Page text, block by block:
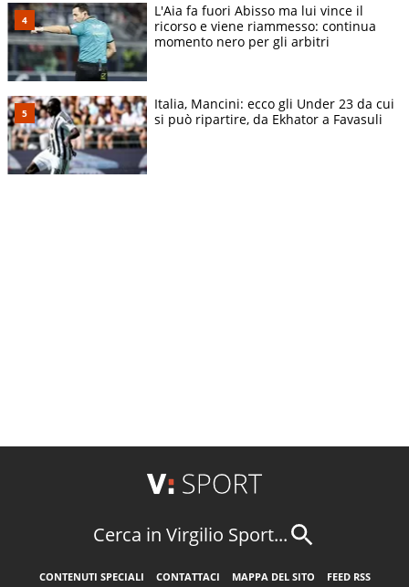
L'Aia fa fuori Abisso ma lui vince il
ricorso e viene riammesso: continua
momento nero per gli arbitri
Italia, Mancini: ecco gli Under 23 da cui
si può ripartire, da Ekhator a Favasuli
Cerca in Virgilio Sport...
CONTENUTI SPECIALI CONTATTACI MAPPA DEL SITO FEED RSS